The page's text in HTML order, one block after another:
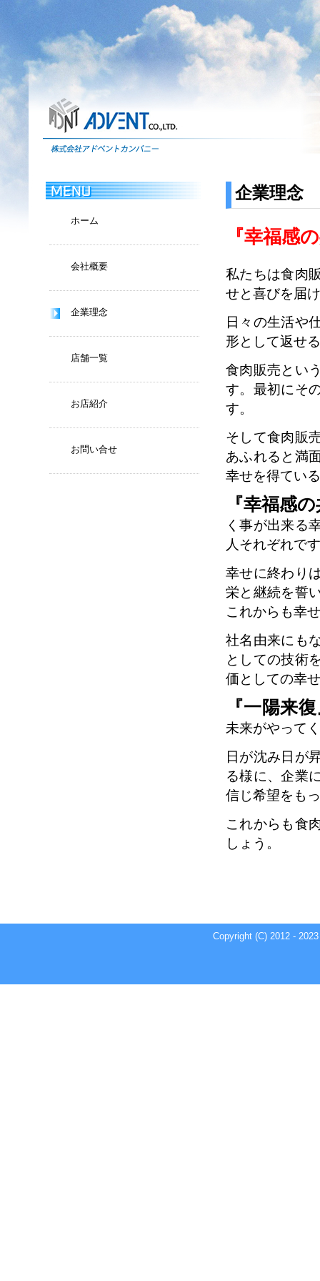
ホーム
会社概要
企業理念
店舗一覧
お店紹介
お問い合せ
企業理念
『幸福感
私たちは食肉
せと喜びを届
日々の生活や
形として返せ
食肉販売とい
す。最初にそ
す。
そして食肉販
あふれると満
幸せを得てい
『幸福感
く事が出来る
人それぞれで
幸せに終わり
栄と継続を誓
これからも幸
社名由来にも
としての技術
価としての幸
『一陽来
未来がやって
日が沈み日が
る様に、企業
信じ希望をも
これからも食
しょう。
Copyright (C) 2012 -